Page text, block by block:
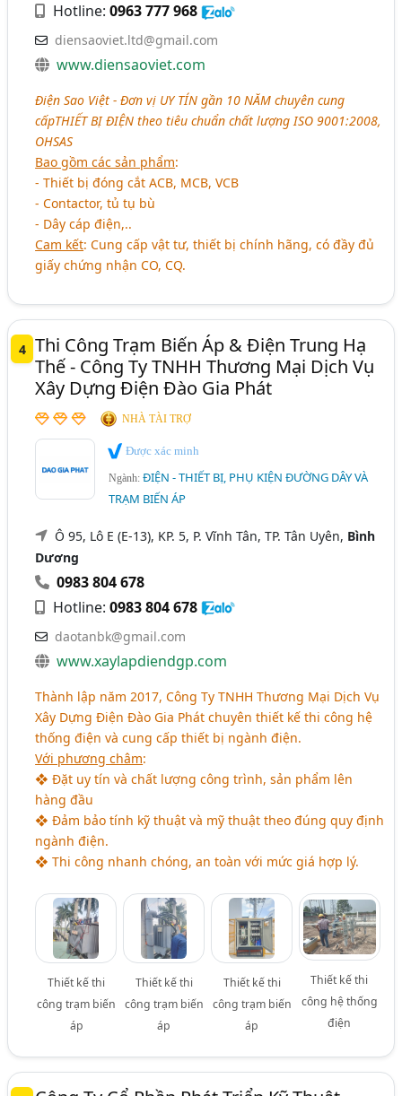
Hotline:0963 777 968
diensaoviet.ltd@gmail.com
www.diensaoviet.com
Điện Sao Việt - Đơn vị UY TÍN gần 10 NĂM chuyên cung
cấpTHIẾT BỊ ĐIỆN theo tiêu chuẩn chất lượng ISO 9001:2008,
OHSAS
Bao gồm các sản phẩm:
- Thiết bị đóng cắt ACB, MCB, VCB
- Contactor, tủ tụ bù
- Dây cáp điện,..
Cam kết: Cung cấp vật tư, thiết bị chính hãng, có đầy đủ
giấy chứng nhận CO, CQ.
4 Thi Công Trạm Biến Áp & Điện Trung Hạ
Thế - Công Ty TNHH Thương Mại Dịch Vụ
Xây Dựng Điện Đào Gia Phát
NHÀ TÀI TRỢ
Được xác minh
Ngành:ĐIỆN - THIẾT BỊ, PHỤ KIỆN ĐƯỜNG DÂY VÀ
TRẠM BIẾN ÁP
Ô 95, Lô E (E-13), KP. 5, P. Vĩnh Tân, TP. Tân Uyên, Bình
Dương
0983 804 678
Hotline:0983 804 678
daotanbk@gmail.com
www.xaylapdiendgp.com
Thành lập năm 2017, Công Ty TNHH Thương Mại Dịch Vụ
Xây Dựng Điện Đào Gia Phát chuyên thiết kế thi công hệ
thống điện và cung cấp thiết bị ngành điện.
Với phương châm:
❖ Đặt uy tín và chất lượng công trình, sản phẩm lên
hàng đầu
❖ Đảm bảo tính kỹ thuật và mỹ thuật theo đúng quy định
ngành điện.
❖ Thi công nhanh chóng, an toàn với mức giá hợp lý.
Thiết kế thi
công trạm biến
áp
Thiết kế thi
công trạm biến
áp
Thiết kế thi
công trạm biến
áp
Thiết kế thi
công hệ thống
điện